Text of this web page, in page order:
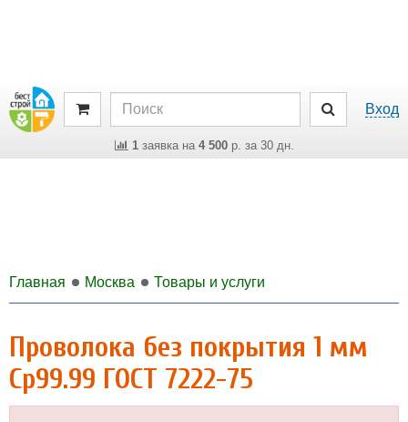
Вход
1заявка на 4 500р. за 30 дн.
Главная Москва Товары и услуги
Проволока без покрытия 1 мм
Ср99.99 ГОСТ 7222-75